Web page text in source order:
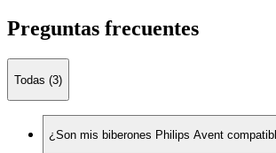
Preguntas frecuentes
Todas (3)
¿Son mis biberones Philips Avent